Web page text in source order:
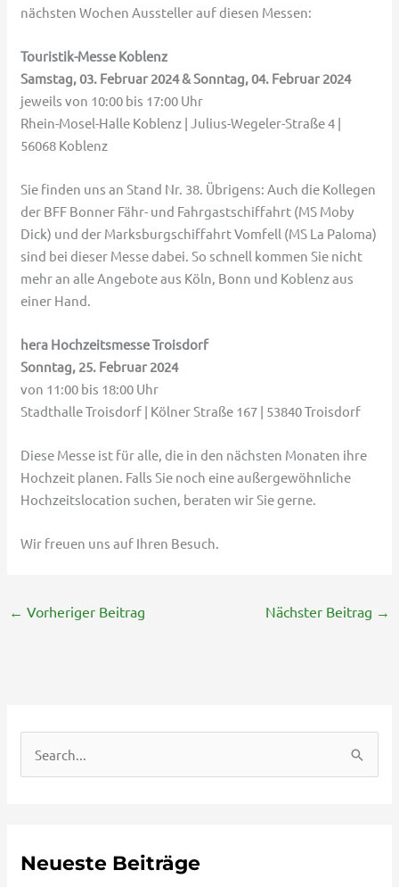
nächsten Wochen Aussteller auf diesen Messen:
Touristik-Messe Koblenz
Samstag, 03. Februar 2024 & Sonntag, 04. Februar 2024
jeweils von 10:00 bis 17:00 Uhr
Rhein-Mosel-Halle Koblenz | Julius-Wegeler-Straße 4 |
56068 Koblenz
Sie finden uns an Stand Nr. 38. Übrigens: Auch die Kollegen
der BFF Bonner Fähr- und Fahrgastschiffahrt (MS Moby
Dick) und der Marksburgschiffahrt Vomfell (MS La Paloma)
sind bei dieser Messe dabei. So schnell kommen Sie nicht
mehr an alle Angebote aus Köln, Bonn und Koblenz aus
einer Hand.
hera Hochzeitsmesse Troisdorf
Sonntag, 25. Februar 2024
von 11:00 bis 18:00 Uhr
Stadthalle Troisdorf | Kölner Straße 167 | 53840 Troisdorf
Diese Messe ist für alle, die in den nächsten Monaten ihre
Hochzeit planen. Falls Sie noch eine außergewöhnliche
Hochzeitslocation suchen, beraten wir Sie gerne.
Wir freuen uns auf Ihren Besuch.
← Vorheriger Beitrag Nächster Beitrag →
e
Neueste Beiträge